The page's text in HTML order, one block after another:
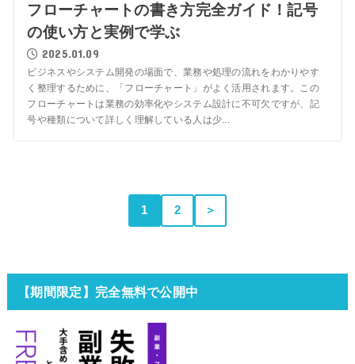
フローチャートの書き方完全ガイド！記号
の使い方と実例で学ぶ
2025.01.09
ビジネスやシステム開発の場面で、業務や処理の流れをわかりやす
く整理するために、「フローチャート」がよく活用されます。この
フローチャートは業務の効率化やシステム設計に不可欠ですが、記
号や種類について詳しく理解している人は少...
1 2 ＞
【期間限定】完全無料で公開中